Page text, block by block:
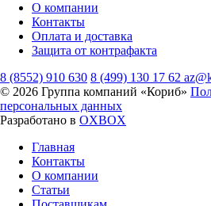
О компании
Контакты
Оплата и доставка
Защита от контрафакта
8 (8552) 910 630 8 (499) 130 17 62
© 2026 Группа компаний «Кориб»
персональных данных
Разработано в OXBOX
Главная
Контакты
О компании
Статьи